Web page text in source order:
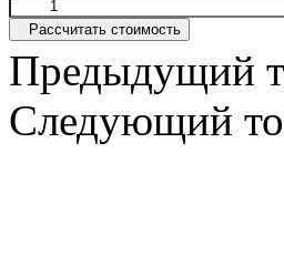
Рассчитать стоимость
Предыдущий
Следующий